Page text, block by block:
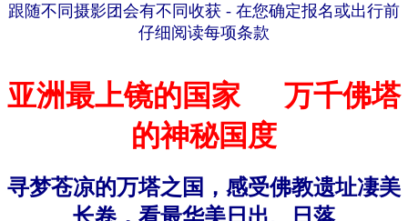
跟随不同摄影团会有不同收获 - 在您确定报名或出行前
仔细阅读每项条款
亚洲最上镜的国家 万千佛塔
的神秘国度
寻梦苍凉的万塔之国， 感受佛教遗址凄美